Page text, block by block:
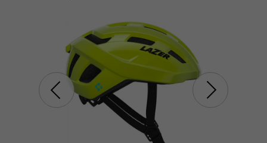
Odżywki
Nowości
Superoferta